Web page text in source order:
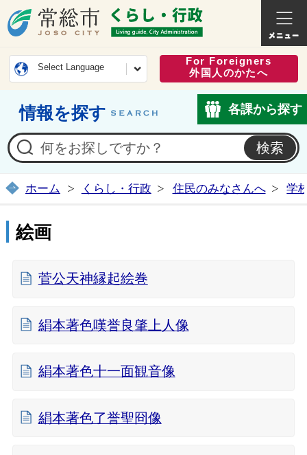
常総市公式ホームページ
くらし
Select Language
For Foreigners
外国人のかたへ
情報を探す 各課から探す
ホーム くらし・行政 住民のみなさんへ 学
絵画
菅公天神縁起絵巻
絹本著色嘆誉良肇上人像
絹本著色十一面観音像
絹本著色了誉聖冏像